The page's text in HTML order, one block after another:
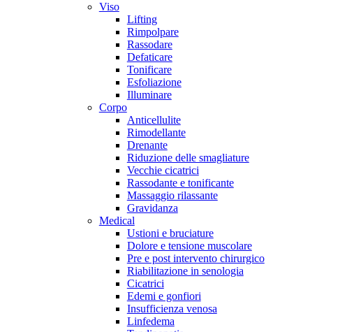
Viso
Lifting
Rimpolpare
Rassodare
Defaticare
Tonificare
Esfoliazione
Illuminare
Corpo
Anticellulite
Rimodellante
Drenante
Riduzione delle smagliature
Vecchie cicatrici
Rassodante e tonificante
Massaggio rilassante
Gravidanza
Medical
Ustioni e bruciature
Dolore e tensione muscolare
Pre e post intervento chirurgico
Riabilitazione in senologia
Cicatrici
Edemi e gonfiori
Insufficienza venosa
Linfedema